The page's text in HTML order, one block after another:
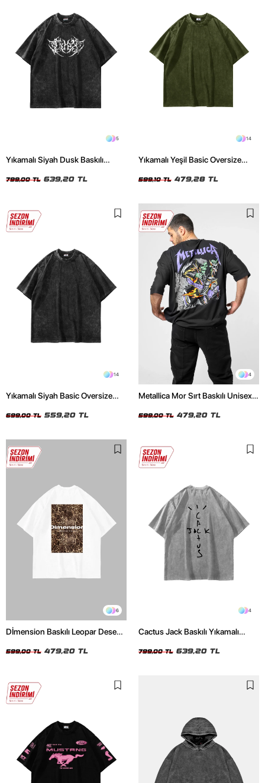
5
Yıkamalı Siyah Dusk Baskılı
799,00 TL 639,20 TL
14
Yıkamalı Yeşil Basic Oversize
599,10 TL 479,28 TL
14
Yıkamalı Siyah Basic Oversize
699,00 TL 559,20 TL
4
Metallica Mor Sırt Baskılı Unisex
599,00 TL 479,20 TL
6
Dİmension Baskılı Leopar Desenli
Tshirt
599,00 TL 479,20 TL
4
Cactus Jack Baskılı Yıkamalı
799,00 TL 639,20 TL